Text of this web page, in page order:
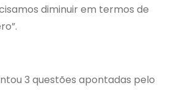
diminuir em termos de
3 questões apontadas pelo